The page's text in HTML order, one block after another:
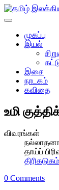
முகப்பு
இயல்
இசை
நாடகம்
கவிதை
உமி
விவரங்கள்
தாய்ப்
திரிகடுகம்
0 Comments